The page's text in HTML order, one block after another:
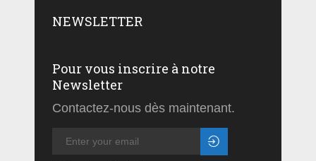
NEWSLETTER
Pour vous inscrire à notre
Newsletter
Contactez-nous dès maintenant.